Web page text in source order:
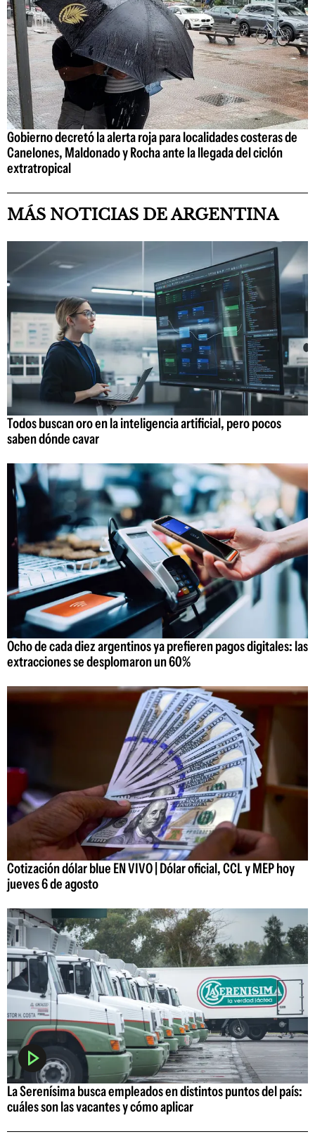
Gobierno decretó la alerta roja para localidades costeras de
Canelones, Maldonado y Rocha ante la llegada del ciclón
extratropical
MÁS NOTICIAS DE ARGENTINA
Todos buscan oro en la inteligencia artificial, pero pocos
saben dónde cavar
Ocho de cada diez argentinos ya prefieren pagos digitales: las
extracciones se desplomaron un 60%
Cotización dólar blue EN VIVO | Dólar oficial, CCL y MEP hoy
jueves 6 de agosto
La Serenísima busca empleados en distintos puntos del país:
cuáles son las vacantes y cómo aplicar